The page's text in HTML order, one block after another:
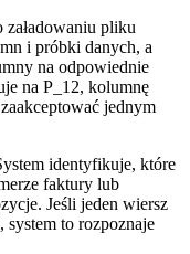
pliku
i próbki danych, a
na odpowiednie
na P_12, kolumnę
jednym
identyfikuje, które
faktury lub
Jeśli jeden wiersz
system to rozpoznaje